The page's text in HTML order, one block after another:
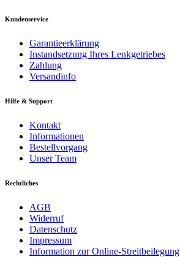
Kundenservice
Garantieerklärung
Instandsetzung Ihres Lenkgetriebes
Zahlung
Versandinfo
Hilfe & Support
Kontakt
Informationen
Bestellvorgang
Unser Team
Rechtliches
AGB
Widerruf
Datenschutz
Impressum
Information zur Online-Streitbeilegung